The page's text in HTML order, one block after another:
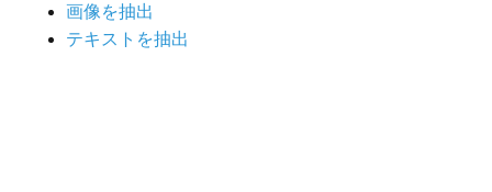
画像を抽出
テキストを抽出